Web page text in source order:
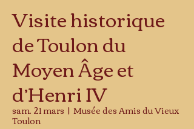
Visite historique
de Toulon du
Moyen Âge et
d’Henri IV
sam. 21 mars
  |
Musée des Amis du Vieux
Toulon